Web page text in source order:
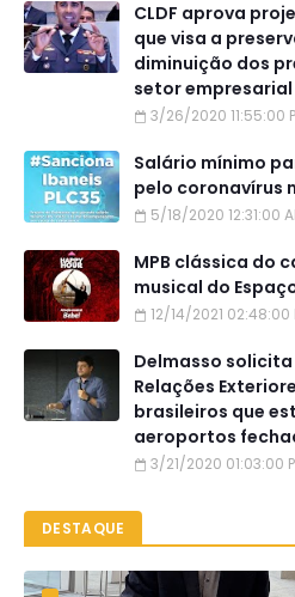
CLDF aprova
que visa a
diminuição dos
setor empresarial
3/26/2020 11:55:00
Salário mínimo
pelo coronavírus
5/18/2020 12:31:00
MPB clássica do
musical do
12/14/2021 02:48:00
Delmasso
Relações
brasileiros que
aeroportos
3/21/2020 01:03:00
DESTAQUE